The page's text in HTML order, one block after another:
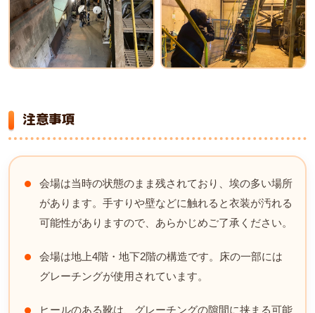
注意事項
会場は当時の状態のまま残されており、埃の多い場所
があります。手すりや壁などに触れると衣装が汚れる
可能性がありますので、あらかじめご了承ください。
会場は地上4階・地下2階の構造です。床の一部には
グレーチングが使用されています。
ヒールのある靴は、グレーチングの隙間に挟まる可能